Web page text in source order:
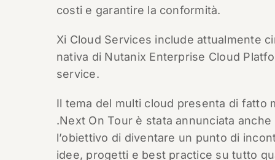
costi e garantire la conformità.
Xi Cloud Services include attualmente
nativa di Nutanix Enterprise Cloud
service.
Il tema del multi cloud presenta di
.Next On Tour è stata annunciata
l’obiettivo di diventare un punto di
idee, progetti e best practice su tutto